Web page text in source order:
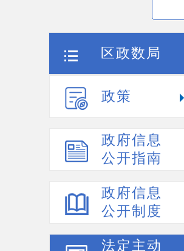
区政数局
政策
政府信息
公开指南
政府信息
公开制度
法定主动